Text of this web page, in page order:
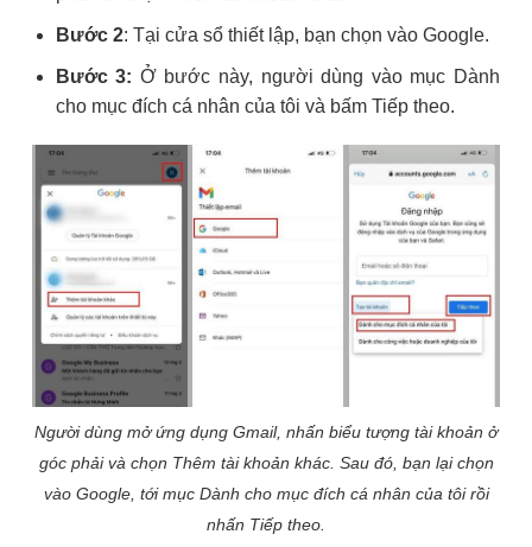
Bước 2: Tại cửa sổ thiết lập, bạn chọn vào Google.
Bước 3: Ở bước này, người dùng vào mục Dành
cho mục đích cá nhân của tôi và bấm Tiếp theo.
Người dùng mở ứng dụng Gmail, nhấn biểu tượng tài khoản ở
góc phải và chọn Thêm tài khoản khác. Sau đó, bạn lại chọn
vào Google, tới mục Dành cho mục đích cá nhân của tôi rồi
nhấn Tiếp theo.